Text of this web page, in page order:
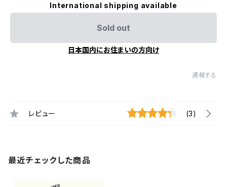
International shipping available
Sold out
日本国内にお住まいの方向け
通報する
レビュー (3)
最近チェックした商品